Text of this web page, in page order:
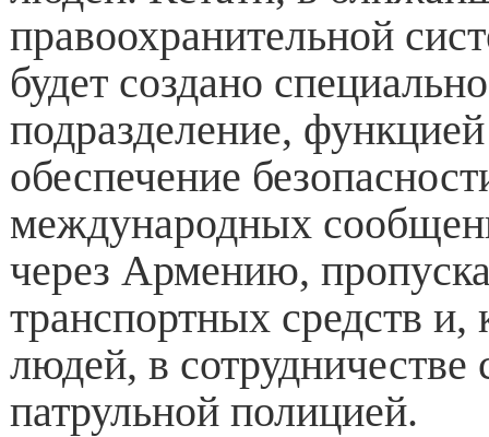
правоохранительной
будет создано
подразделение, функцией
обеспечение
международных
через Армению,
транспортных средств и,
людей, в сотрудничестве
патрульной полицией.